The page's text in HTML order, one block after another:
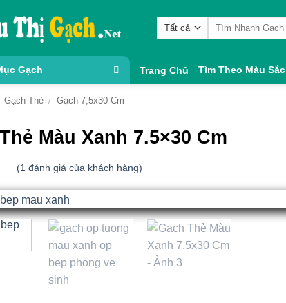
Tìm
Gạch Trang Chủ Tìm Theo Màu Sắc
Gạch Thẻ / Gạch 7,5x30 Cm
Màu Xanh 7.5×30 Cm
(1 đánh giá của khách hàng)